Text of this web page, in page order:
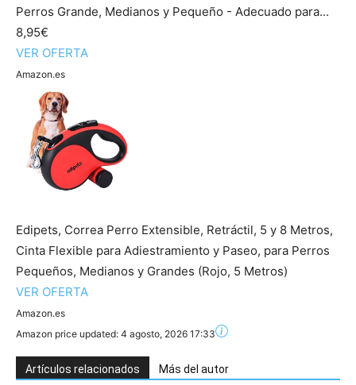
Perros Grande, Medianos y Pequeño - Adecuado para...
8,95€
VER OFERTA
Amazon.es
Edipets, Correa Perro Extensible, Retráctil, 5 y 8 Metros,
Cinta Flexible para Adiestramiento y Paseo, para Perros
Pequeños, Medianos y Grandes (Rojo, 5 Metros)
VER OFERTA
Amazon.es
Amazon price updated: 4 agosto, 2026 17:33
Artículos relacionados Más del autor